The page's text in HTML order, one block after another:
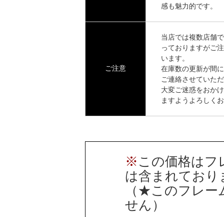
感も魅力的です。
ご注意
当店では複数店舗
っておりますがご
います。
在庫数の更新が間
ご連絡させていた
大変ご迷惑をおか
ますようよろしく
※ この価格はフ
は含まれており
（★このフレー
せん）